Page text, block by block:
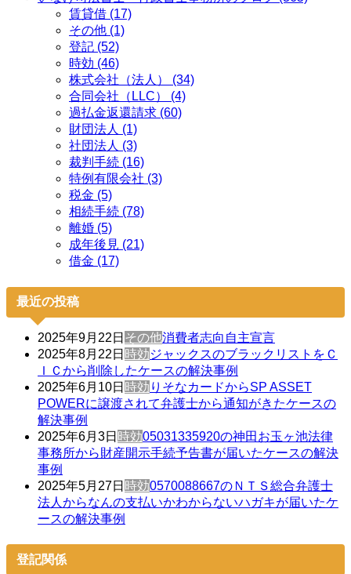
賃貸借 (17)
その他 (1)
登記 (52)
時効 (46)
株式会社（法人） (34)
合同会社（LLC） (4)
過払金返還請求 (60)
財団法人 (1)
社団法人 (3)
裁判手続 (16)
特例有限会社 (3)
税金 (5)
相続手続 (78)
離婚 (5)
成年後見 (21)
借金 (17)
最近の投稿
2025年9月22日 その他消費者志向自主宣言
2025年8月22日 時効ジャックスのブラックリストをＣ
ＩＣから削除したケースの解決事例
2025年6月10日 時効 りそなカードからSP ASSET
POWERに譲渡されて弁護士から通知がきたケースの
解決事例
2025年6月3日 時効05031335920の神田お玉ヶ池法律
事務所から財産開示手続予告書が届いたケースの解決
事例
2025年5月27日 時効0570088667のＮＴＳ総合弁護士
法人からなんの支払いかわからないハガキが届いたケ
ースの解決事例
登記関係